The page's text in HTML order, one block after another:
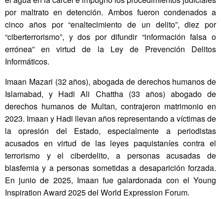
por maltrato en detención. Ambos fueron condenados a
cinco años por “enaltecimiento de un delito”, diez por
“ciberterrorismo”, y dos por difundir “información falsa o
errónea” en virtud de la Ley de Prevención Delitos
Informáticos.
Imaan Mazari (32 años), abogada de derechos humanos de
Islamabad, y Hadi Ali Chattha (33 años) abogado de
derechos humanos de Multan, contrajeron matrimonio en
2023. Imaan y Hadi llevan años representando a víctimas de
la opresión del Estado, especialmente a periodistas
acusados en virtud de las leyes paquistaníes contra el
terrorismo y el ciberdelito, a personas acusadas de
blasfemia y a personas sometidas a desaparición forzada.
En junio de 2025, Imaan fue galardonada con el Young
Inspiration Award 2025 del World Expression Forum.